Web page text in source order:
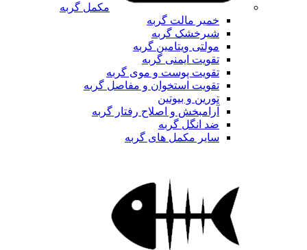
مکمل گربه
خمیر مالت گربه
شیرخشک گربه
مولتی ویتامین گربه
تقویت ایمنی گربه
تقویت پوست و موی گربه
تقویت استخوان و مفاصل گربه
تورین و بیوتین
آرامبخش و اصلاح رفتار گربه
ضد انگل گربه
سایر مکمل های گربه